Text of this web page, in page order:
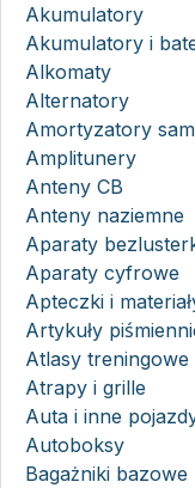
Akumulatory
Akumulatory i
Alkomaty
Alternatory
Amortyzatory
Amplitunery
Anteny CB
Anteny naziemne
Aparaty
Aparaty cyfrowe
Apteczki i
Artykuły
Atlasy treningowe
Atrapy i grille
Auta i inne
Autoboksy
Bagażniki bazowe